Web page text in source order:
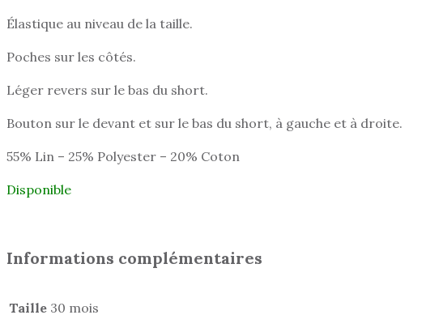
Élastique au niveau de la taille.
Poches sur les côtés.
Léger revers sur le bas du short.
Bouton sur le devant et sur le bas du short, à gauche et à droite.
55% Lin – 25% Polyester – 20% Coton
Disponible
Informations complémentaires
Taille 30 mois